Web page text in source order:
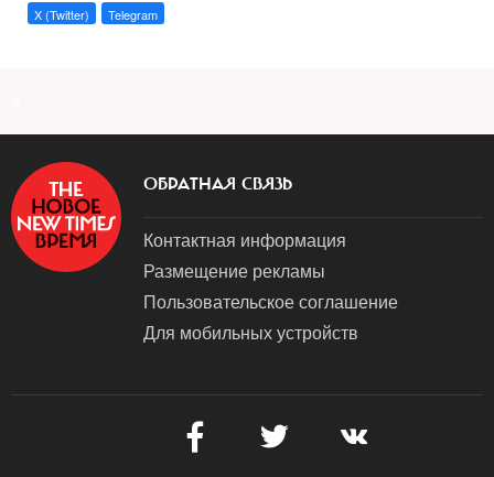
X (Twitter) Telegram
ОБРАТНАЯ СВЯЗЬ
Контактная информация
Размещение рекламы
Пользовательское соглашение
Для мобильных устройств